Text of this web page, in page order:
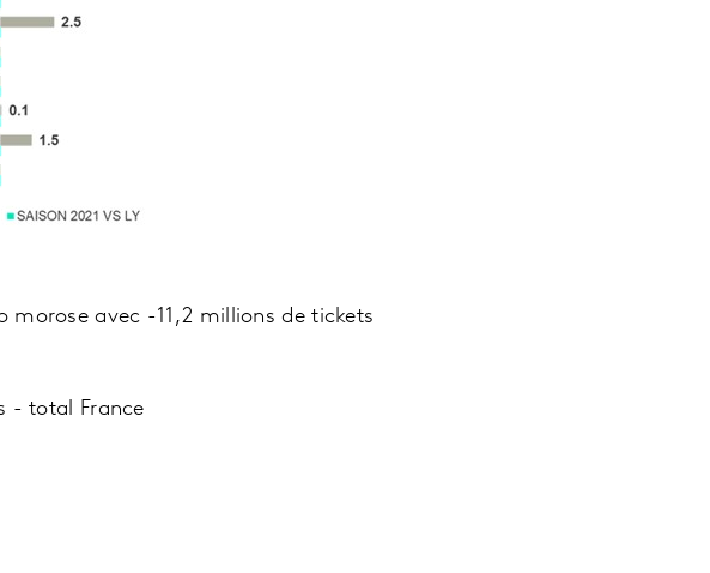
morose avec -11,2 millions de tickets
- total France